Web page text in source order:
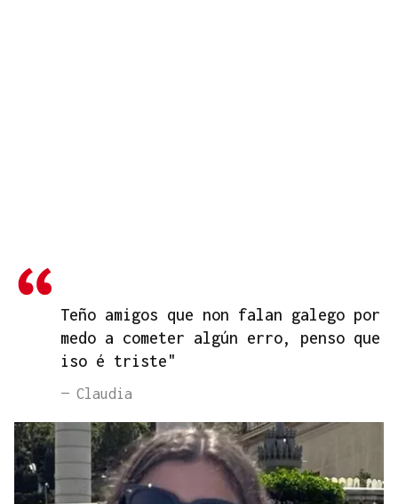
Teño amigos que non falan galego por
medo a cometer algún erro, penso que
iso é triste"
— Claudia